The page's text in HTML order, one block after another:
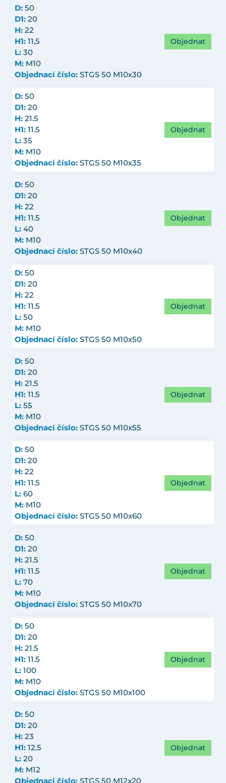
D: 50
D1: 20
H: 22
H1: 11,5
L: 30
M: M10
Objednací číslo: STGS 50 M10x30
Objednat
D: 50
D1: 20
H: 21.5
H1: 11.5
L: 35
M: M10
Objednací číslo: STGS 50 M10x35
Objednat
D: 50
D1: 20
H: 22
H1: 11.5
L: 40
M: M10
Objednací číslo: STGS 50 M10x40
Objednat
D: 50
D1: 20
H: 22
H1: 11.5
L: 50
M: M10
Objednací číslo: STGS 50 M10x50
Objednat
D: 50
D1: 20
H: 21.5
H1: 11.5
L: 55
M: M10
Objednací číslo: STGS 50 M10x55
Objednat
D: 50
D1: 20
H: 22
H1: 11.5
L: 60
M: M10
Objednací číslo: STGS 50 M10x60
Objednat
D: 50
D1: 20
H: 21.5
H1: 11.5
L: 70
M: M10
Objednací číslo: STGS 50 M10x70
Objednat
D: 50
D1: 20
H: 21.5
H1: 11.5
L: 100
M: M10
Objednací číslo: STGS 50 M10x100
Objednat
D: 50
D1: 20
H: 23
H1: 12.5
L: 20
M: M12
Objednací číslo: STGS 50 M12x20
Objednat